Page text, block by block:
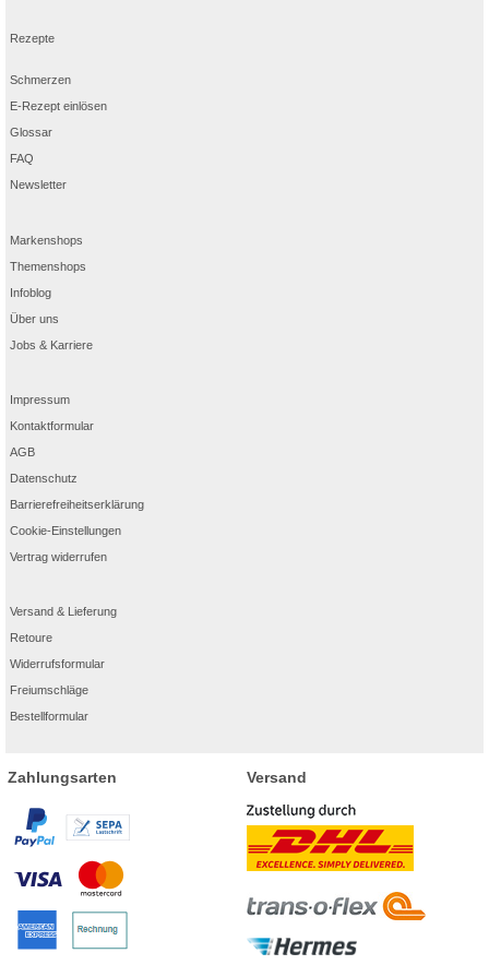
Rezepte
Schmerzen
E-Rezept einlösen
Glossar
FAQ
Newsletter
Markenshops
Themenshops
Infoblog
Über uns
Jobs & Karriere
Impressum
Kontaktformular
AGB
Datenschutz
Barrierefreiheitserklärung
Cookie-Einstellungen
Vertrag widerrufen
Versand & Lieferung
Retoure
Widerrufsformular
Freiumschläge
Bestellformular
Zahlungsarten Versand